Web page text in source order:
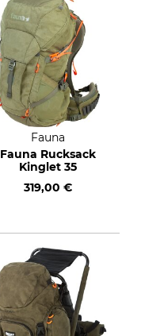
Fauna
Fauna Rucksack
Kinglet 35
319,00 €